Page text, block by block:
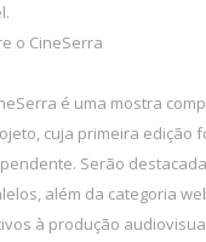
o CineSerra
é uma mostra
cuja primeira edição
Serão
além da categoria
à produção